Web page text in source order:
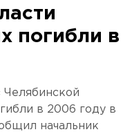
погибли в
Челябинской
в 2006 году в
начальник